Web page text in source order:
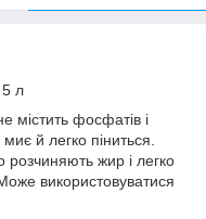
5 л
містить фосфатів і
й легко піниться.
розчиняють жир і легко
використовуватися